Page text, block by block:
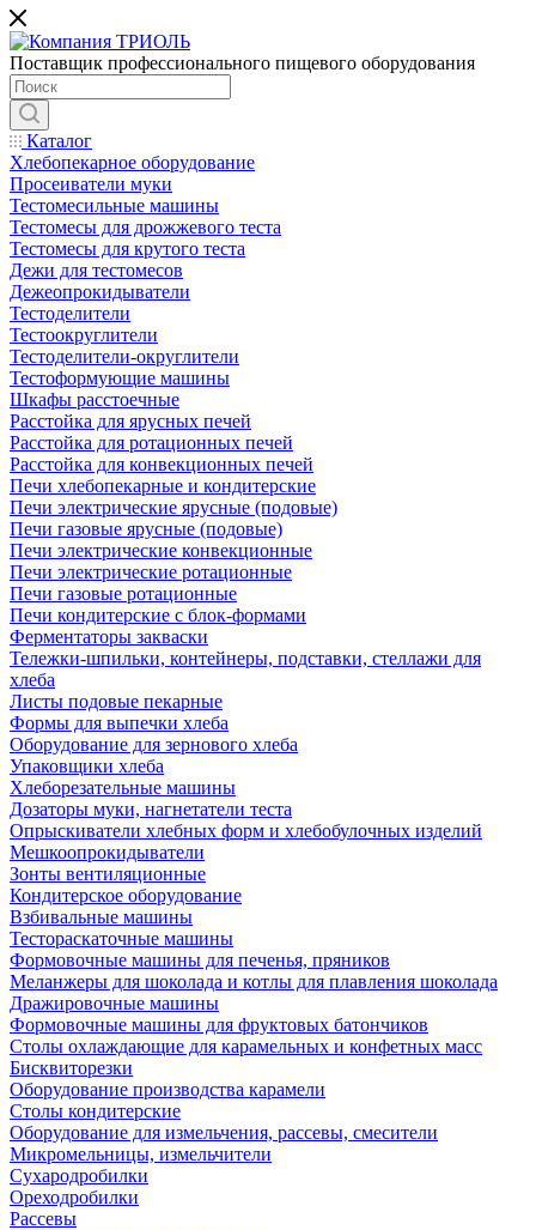
Поставщик профессионального пищевого оборудования
Каталог
Хлебопекарное оборудование
Просеиватели муки
Тестомесильные машины
Тестомесы для дрожжевого теста
Тестомесы для крутого теста
Дежи для тестомесов
Дежеопрокидыватели
Тестоделители
Тестоокруглители
Тестоделители-округлители
Тестоформующие машины
Шкафы расстоечные
Расстойка для ярусных печей
Расстойка для ротационных печей
Расстойка для конвекционных печей
Печи хлебопекарные и кондитерские
Печи электрические ярусные (подовые)
Печи газовые ярусные (подовые)
Печи электрические конвекционные
Печи электрические ротационные
Печи газовые ротационные
Печи кондитерские с блок-формами
Ферментаторы закваски
Тележки-шпильки, контейнеры, подставки, стеллажи для
хлеба
Листы подовые пекарные
Формы для выпечки хлеба
Оборудование для зернового хлеба
Упаковщики хлеба
Хлеборезательные машины
Дозаторы муки, нагнетатели теста
Опрыскиватели хлебных форм и хлебобулочных изделий
Мешкоопрокидыватели
Зонты вентиляционные
Кондитерское оборудование
Взбивальные машины
Тестораскаточные машины
Формовочные машины для печенья, пряников
Меланжеры для шоколада и котлы для плавления шоколада
Дражировочные машины
Формовочные машины для фруктовых батончиков
Столы охлаждающие для карамельных и конфетных масс
Бисквиторезки
Оборудование производства карамели
Столы кондитерские
Оборудование для измельчения, рассевы, смесители
Микромельницы, измельчители
Сухародробилки
Ореходробилки
Рассевы